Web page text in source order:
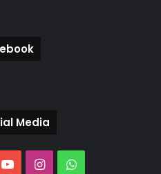
Media
YouTubeInstagramWhatsApp